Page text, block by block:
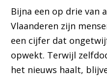
Bijna een op drie van
Vlaanderen zijn
een cijfer dat
opwekt. Terwijl
het nieuws haalt,